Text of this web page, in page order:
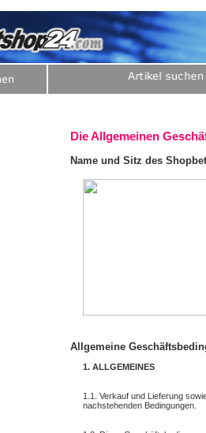
Die Allgemeinen
Name und Sitz des
Allgemeine
1. ALLGEMEINES
1.1. Verkauf und Lieferung
nachstehenden Bedingungen.